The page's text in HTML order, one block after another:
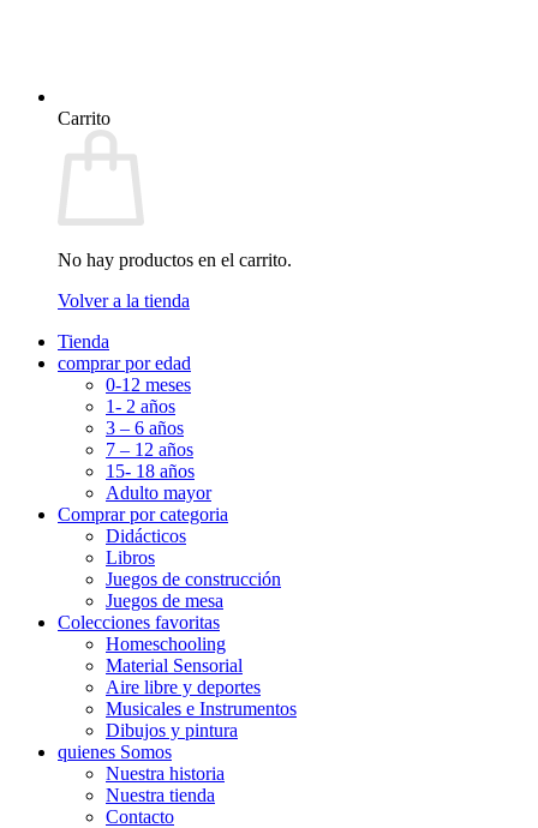
Carrito
No hay productos en el carrito.
Volver a la tienda
Tienda
comprar por edad
0-12 meses
1- 2 años
3 – 6 años
7 – 12 años
15- 18 años
Adulto mayor
Comprar por categoria
Didácticos
Libros
Juegos de construcción
Juegos de mesa
Colecciones favoritas
Homeschooling
Material Sensorial
Aire libre y deportes
Musicales e Instrumentos
Dibujos y pintura
quienes Somos
Nuestra historia
Nuestra tienda
Contacto